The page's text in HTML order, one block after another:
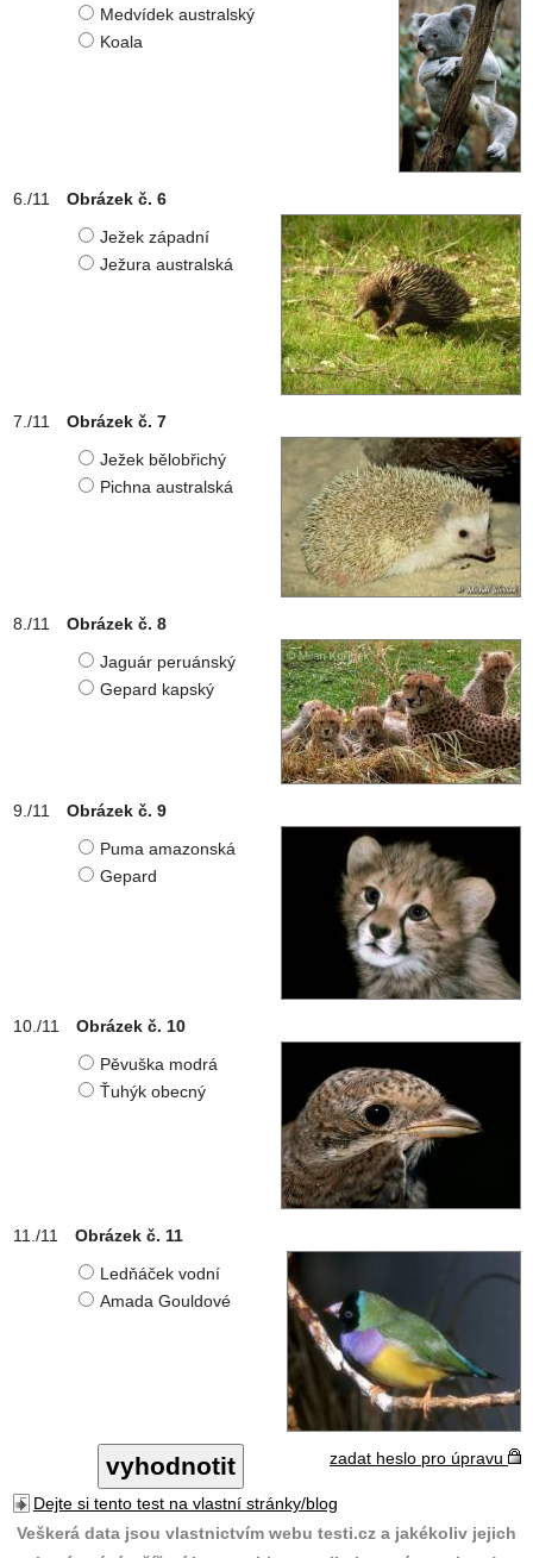
Medvídek australský
Koala
Obrázek č. 6
Ježek západní
Ježura australská
Obrázek č. 7
Ježek bělobřichý
Pichna australská
Obrázek č. 8
Jaguár peruánský
Gepard kapský
Obrázek č. 9
Puma amazonská
Gepard
Obrázek č. 10
Pěvuška modrá
Ťuhýk obecný
Obrázek č. 11
Ledňáček vodní
Amada Gouldové
zadat heslo pro úpravu
Dejte si tento test na vlastní stránky/blog
Veškerá data jsou vlastnictvím webu testi.cz a jakékoliv jejich